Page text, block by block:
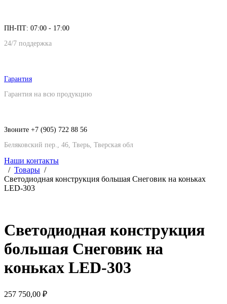
ПН-ПТ: 07:00 - 17:00
24/7 поддержка
Гарантия
Гарантия на всю продукцию
Звоните +7 (905) 722 88 56
Беляковский пер., 46, Тверь, Тверская обл
Наши контакты
Товары
Светодиодная конструкция большая Снеговик на коньках
LED-303
Светодиодная конструкция
большая Снеговик на
коньках LED-303
257 750,00 ₽